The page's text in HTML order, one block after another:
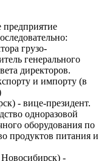
предприятие
грузо-
генерального
директоров.
и импорту (в
- вице-президент.
одноразовой
оборудования по
продуктов питания и
-